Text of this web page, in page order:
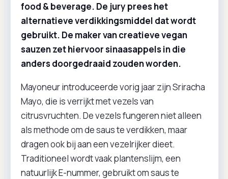
food & beverage. De jury prees het
alternatieve verdikkingsmiddel dat wordt
gebruikt. De maker van creatieve vegan
sauzen zet hiervoor sinaasappels in die
anders doorgedraaid zouden worden.
Mayoneur introduceerde vorig jaar zijn Sriracha
Mayo, die is verrijkt met vezels van
citrusvruchten. De vezels fungeren niet alleen
als methode om de saus te verdikken, maar
dragen ook bij aan een vezelrijker dieet.
Traditioneel wordt vaak plantenslijm, een
natuurlijk E-nummer, gebruikt om saus te